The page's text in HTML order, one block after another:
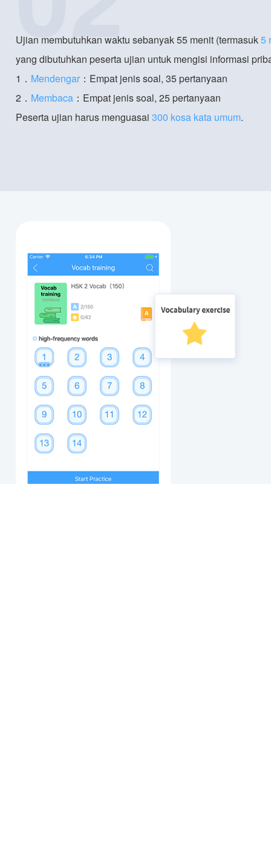
Ujian membutuhkan waktu sebanyak 55 menit (termasuk5
yang dibutuhkan peserta ujian untuk mengisi informasi
1． Mendengar ：Empat jenis soal, 35 pertanyaan
2． Membaca ：Empat jenis soal, 25 pertanyaan
Peserta ujian harus menguasai 300 kosa kata umum.